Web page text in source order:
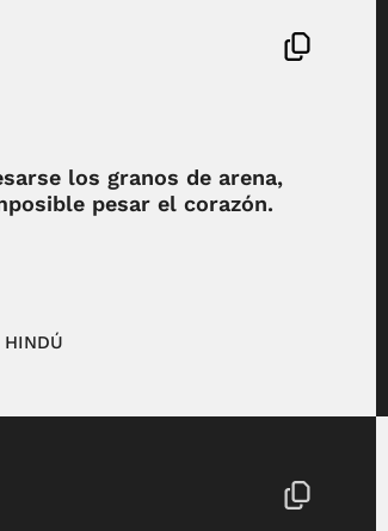
los granos de arena,
pesar el corazón.
HINDÚ